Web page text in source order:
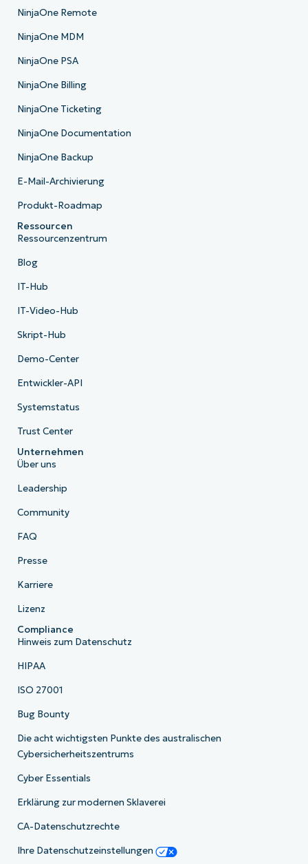
NinjaOne Remote
NinjaOne MDM
NinjaOne PSA
NinjaOne Billing
NinjaOne Ticketing
NinjaOne Documentation
NinjaOne Backup
E-Mail-Archivierung
Produkt-Roadmap
Ressourcen
Ressourcenzentrum
Blog
IT-Hub
IT-Video-Hub
Skript-Hub
Demo-Center
Entwickler-API
Systemstatus
Trust Center
Unternehmen
Über uns
Leadership
Community
FAQ
Presse
Karriere
Lizenz
Compliance
Hinweis zum Datenschutz
HIPAA
ISO 27001
Bug Bounty
Die acht wichtigsten Punkte des australischen
Cybersicherheitszentrums
Cyber Essentials
Erklärung zur modernen Sklaverei
CA-Datenschutzrechte
Ihre Datenschutzeinstellungen